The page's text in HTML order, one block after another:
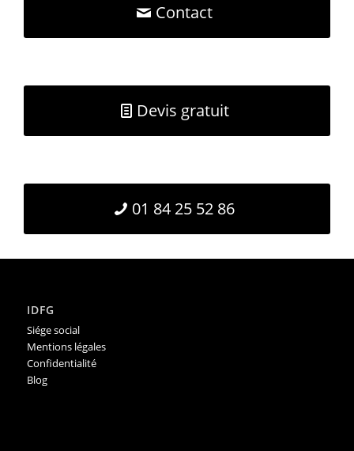
Contact
Devis gratuit
01 84 25 52 86
IDFG
Siége social
Mentions légales
Confidentialité
Blog